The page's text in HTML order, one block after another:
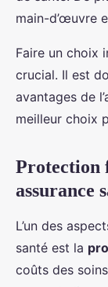
main-d’œuvre
Faire un choix
crucial. Il est
avantages de
meilleur choix
Protection
assurance
L’un des
santé est la
coûts des